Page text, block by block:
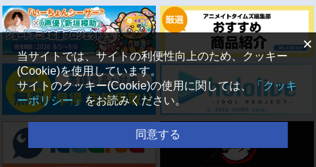
×
当サイトでは、サイトの利便性向上のため、クッキー
(Cookie)を使用しています。
サイトのクッキー(Cookie)の使用に関しては、「クッキ
ーポリシー」 をお読みください。
同意する